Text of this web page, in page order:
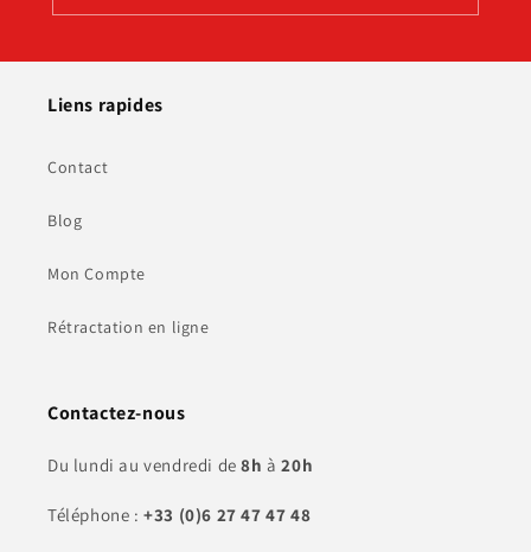
Liens rapides
Contact
Blog
Mon Compte
Rétractation en ligne
Contactez-nous
Du lundi au vendredi de8h à20h
Téléphone :+33 (0)6 27 47 47 48